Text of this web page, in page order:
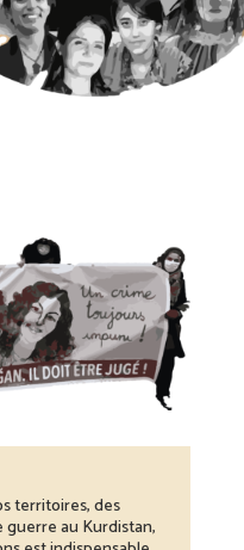
territoires, des
au Kurdistan,